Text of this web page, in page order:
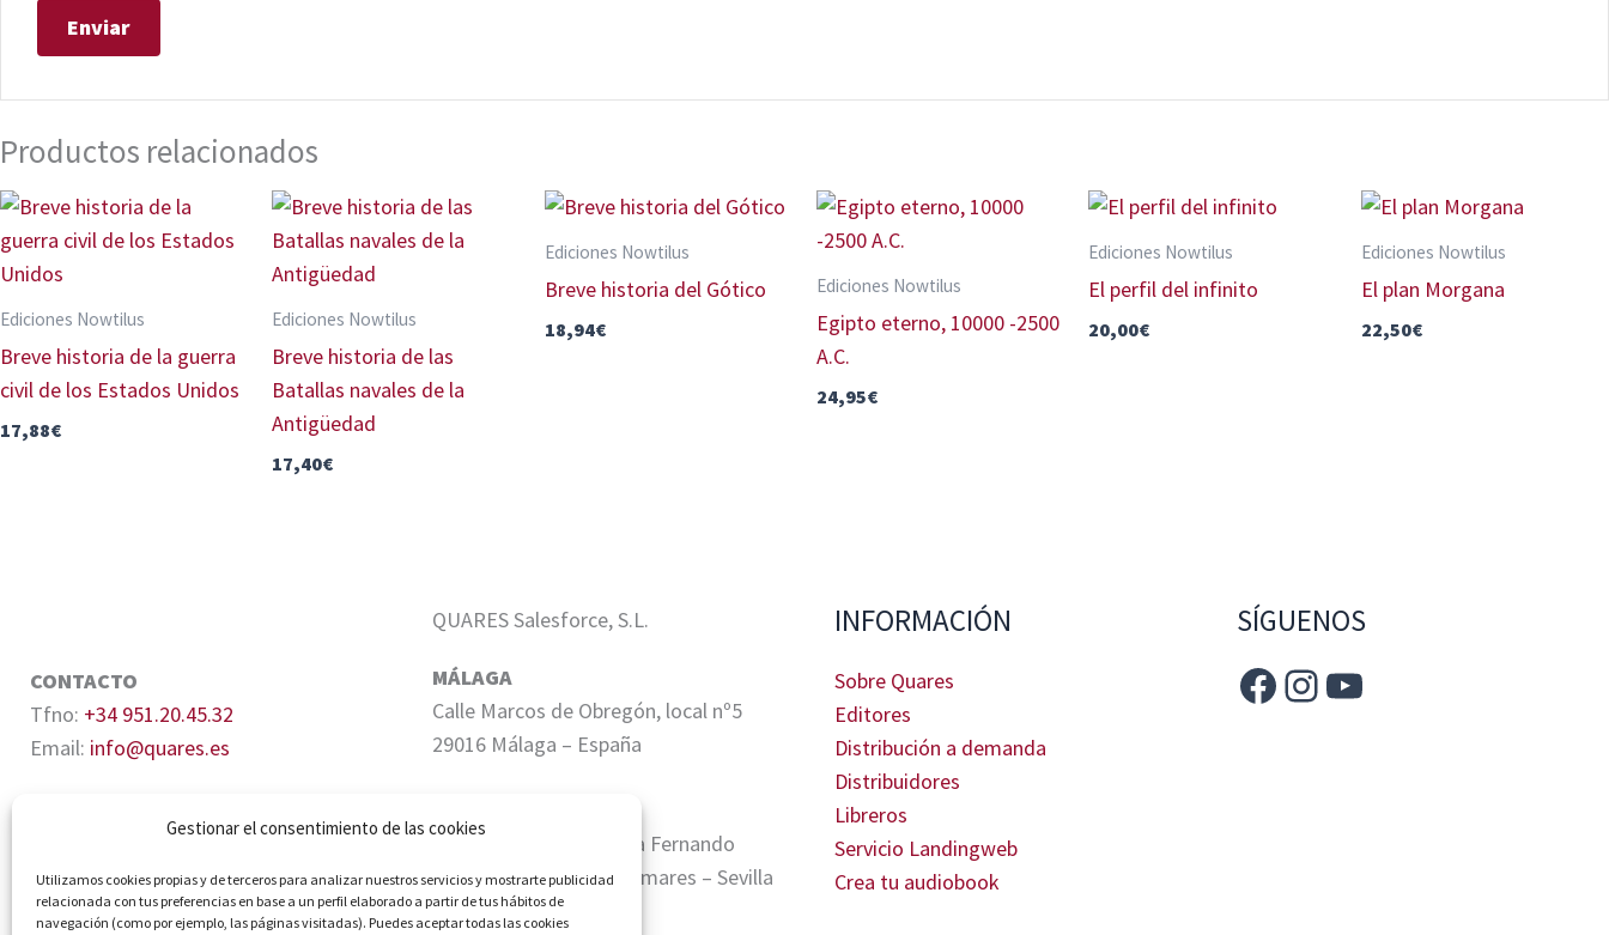
Gestionar el consentimiento de las cookies
Utilizamos cookies propias y de terceros para analizar nuestros servicios y mostrarte publicidad
relacionada con tus preferencias en base a un perfil elaborado a partir de tus hábitos de
navegación (como por ejemplo, las páginas visitadas). Puedes aceptar todas las cookies
Productos relacionados
Ediciones Nowtilus
Breve historia de la guerra
civil de los Estados Unidos
17,88€
Ediciones Nowtilus
Breve historia de las
Batallas navales de la
Antigüedad
17,40€
Ediciones Nowtilus
Breve historia del Gótico
18,94€
Ediciones Nowtilus
Egipto eterno, 10000 -2500
A.C.
24,95€
Ediciones Nowtilus
El perfil del infinito
20,00€
Ediciones Nowtilus
El plan Morgana
22,50€
CONTACTO
Tfno: +34 951.20.45.32
Email: info@quares.es
QUARES Salesforce, S.L.
MÁLAGA
Calle Marcos de Obregón, local nº5
29016 Málaga – España
Edifico Centris, Glorieta Fernando
Quiñones, 6A. 41940 Tomares – Sevilla
INFORMACIÓN
Sobre Quares
Editores
Distribución a demanda
Distribuidores
Libreros
Servicio Landingweb
Crea tu audiobook
SÍGUENOS